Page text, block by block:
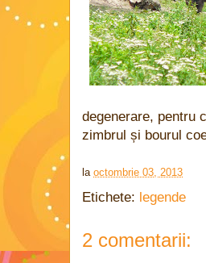
degenerare, pentru
zimbrul și bourul
la octombrie 03, 2013
Etichete: legende
2 comentarii: